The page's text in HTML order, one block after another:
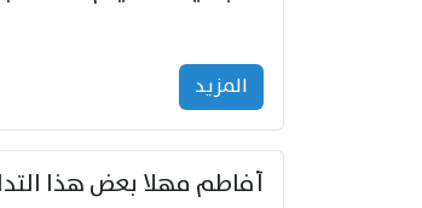
المزید